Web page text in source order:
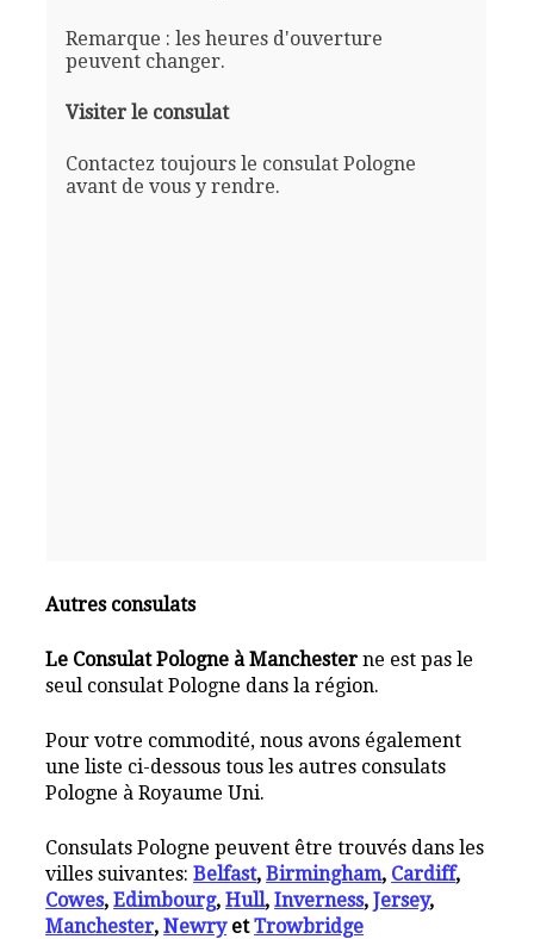
Remarque : les heures d'ouverture
peuvent changer.
Visiter le consulat
Contactez toujours le consulat Pologne
avant de vous y rendre.
Autres consulats
Le Consulat Pologne à Manchester ne est pas le
seul consulat Pologne dans la région.
Pour votre commodité, nous avons également
une liste ci-dessous tous les autres consulats
Pologne à Royaume Uni.
Consulats Pologne peuvent être trouvés dans les
villes suivantes:Belfast,Birmingham, Cardiff,
Cowes,Edimbourg,Hull,Inverness,Jersey,
Manchester,NewryetTrowbridge